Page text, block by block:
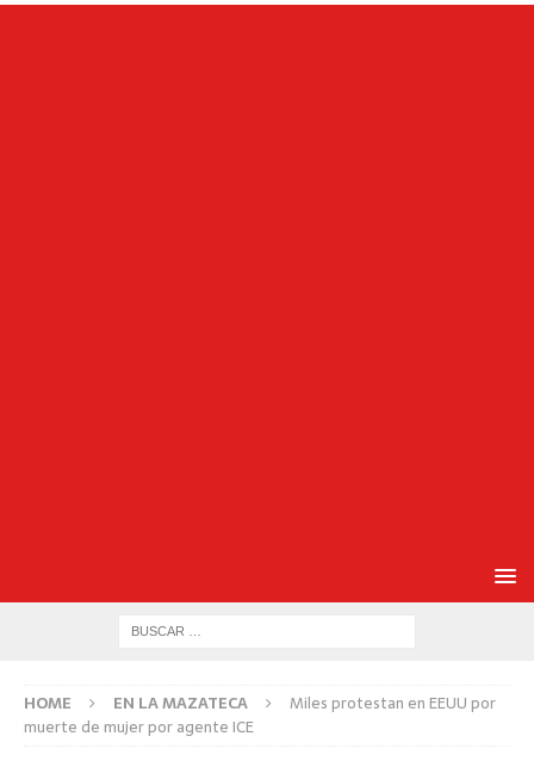
HOME EN LA MAZATECA
Miles protestan en EEUU por
muerte de mujer por agente ICE